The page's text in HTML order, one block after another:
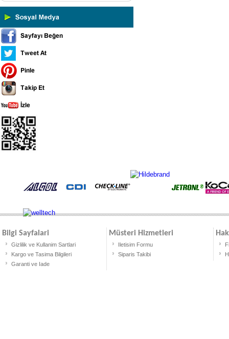
Bilgi Sayfalari
Gizlilik ve Kullanim Sartlari
Kargo ve Tasima Bilgileri
Garanti ve Iade
Müsteri Hizmetleri
Iletisim Formu
Siparis Takibi